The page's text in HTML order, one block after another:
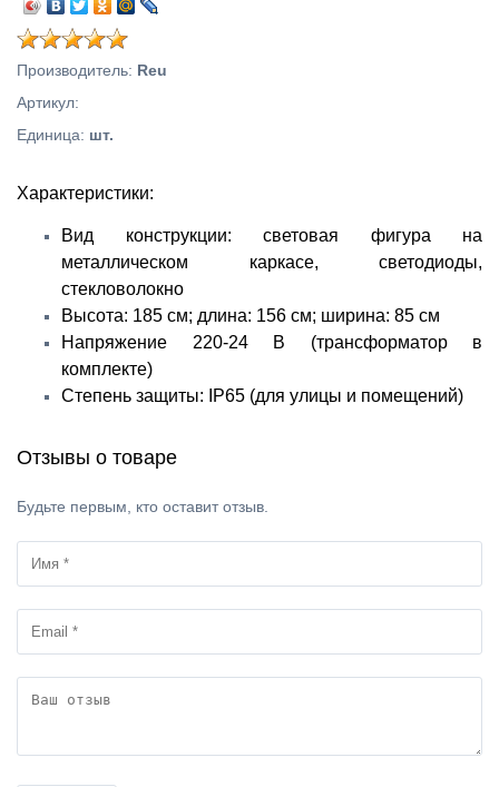
Производитель: Reu
Артикул:
Единица: шт.
Характеристики:
Вид конструкции: световая фигура на
металлическом каркасе, светодиоды,
стекловолокно
Высота: 185 см; длина: 156 см; ширина: 85 см
Напряжение 220-24 В (трансформатор в
комплекте)
Степень защиты: IP65 (для улицы и помещений)
Отзывы о товаре
Будьте первым, кто оставит отзыв.